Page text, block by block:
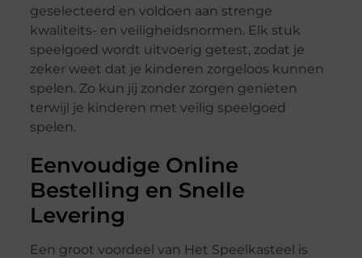
geselecteerd en voldoen aan strenge
kwaliteits- en veiligheidsnormen. Elk stuk
speelgoed wordt uitvoerig getest, zodat je
zeker weet dat je kinderen zorgeloos kunnen
spelen. Zo kun jij zonder zorgen genieten
terwijl je kinderen met veilig speelgoed
spelen.
Eenvoudige Online
Bestelling en Snelle
Levering
Een groot voordeel van Het Speelkasteel is